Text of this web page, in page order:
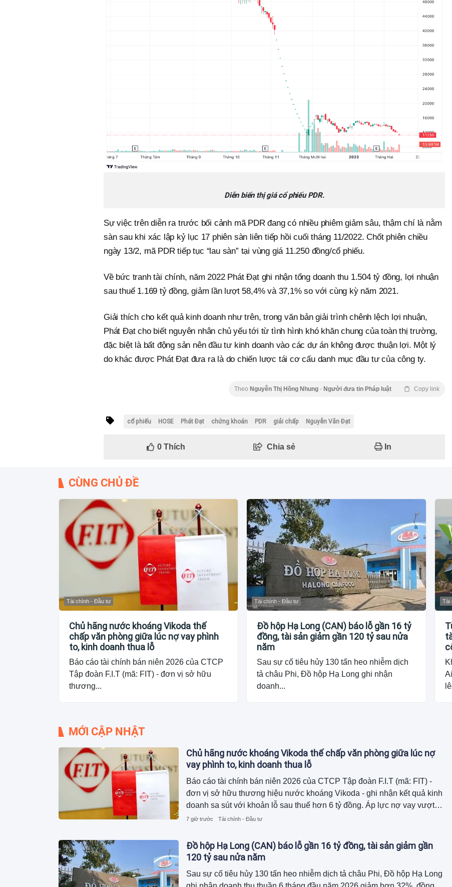
Diễn biến thị giá cổ phiếu PDR.
Sự việc trên diễn ra trước bối cảnh mã PDR đang có nhiều phiêm giảm sâu, thậm chí là nằm
sàn sau khi xác lập kỷ lục 17 phiên sàn liên tiếp hồi cuối tháng 11/2022. Chốt phiên chiều
ngày 13/2, mã PDR tiếp tục “lau sàn” tại vùng giá 11.250 đồng/cổ phiếu.
Về bức tranh tài chính, năm 2022 Phát Đạt ghi nhận tổng doanh thu 1.504 tỷ đồng, lợi nhuận
sau thuế 1.169 tỷ đồng, giảm lần lượt 58,4% và 37,1% so với cùng kỳ năm 2021.
Giải thích cho kết quả kinh doanh như trên, trong văn bản giải trình chênh lệch lợi nhuận,
Phát Đạt cho biết nguyên nhân chủ yếu tới từ tình hình khó khăn chung của toàn thị trường,
đặc biệt là bất động sản nên đầu tư kinh doanh vào các dự án không được thuận lợi. Một lý
do khác được Phát Đạt đưa ra là do chiến lược tái cơ cấu danh mục đầu tư của công ty.
Theo Nguyễn Thị Hồng Nhung - Người đưa tin Pháp luật Copy link
cổ phiếu HOSE Phát Đạt chứng khoán PDR giải chấp Nguyễn Văn Đạt
0Thích Chia sẻ In
CÙNG CHỦ ĐỀ
Tài chính - Đầu tư
Chủ hãng nước khoáng Vikoda thế
chấp văn phòng giữa lúc nợ vay phình
to, kinh doanh thua lỗ
Báo cáo tài chính bán niên 2026 của CTCP
Tập đoàn F.I.T (mã: FIT) - đơn vị sở hữu
thương...
Tài chính - Đầu tư
Đồ hộp Hạ Long (CAN) báo lỗ gần 16 tỷ
đồng, tài sản giảm gần 120 tỷ sau nửa
năm
Sau sự cố tiêu hủy 130 tấn heo nhiễm dịch
tả châu Phi, Đồ hộp Hạ Long ghi nhận
doanh...
Tài
MỚI CẬP NHẬT
Chủ hãng nước khoáng Vikoda thế chấp văn phòng giữa lúc nợ
vay phình to, kinh doanh thua lỗ
Báo cáo tài chính bán niên 2026 của CTCP Tập đoàn F.I.T (mã: FIT) -
đơn vị sở hữu thương hiệu nước khoáng Vikoda - ghi nhận kết quả kinh
doanh sa sút với khoản lỗ sau thuế hơn 6 tỷ đồng. Áp lực nợ vay vượt
2.600 tỷ đồng cùng dòng tiền kinh doanh âm nặng buộc doanh nghiệp
khoản vay của công ty con.
7 giờ trước Tài chính - Đầu tư
Đồ hộp Hạ Long (CAN) báo lỗ gần 16 tỷ đồng, tài sản giảm gần
120 tỷ sau nửa năm
Sau sự cố tiêu hủy 130 tấn heo nhiễm dịch tả châu Phi, Đồ hộp Hạ Long